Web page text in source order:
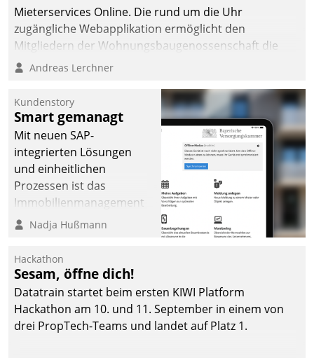
starke Grundlage für
intelligente,
Entscheidungen.
Mieterservices Online. Die rund um die Uhr
zugängliche Webapplikation ermöglicht den
Mitgliedern der Wohnungs­bau­genossenschaft die
Kontaktaufnahme per Smartphone, Tablet oder PC.
Andreas Lerchner
Kundenstory
Smart gemanagt
Mit neuen SAP-
integrierten Lösungen
und einheitlichen
Prozessen ist das
Immobilienmanagement
der Bayerischen
Ressort Kapitalanlage für
künftige Aufgaben und
Herausforderungen
gerüstet.
Nadja Hußmann
Hackathon
Sesam, öffne dich!
Datatrain startet beim ersten KIWI Platform
Hackathon am 10. und 11. September in einem von
drei PropTech-Teams und landet auf Platz 1.